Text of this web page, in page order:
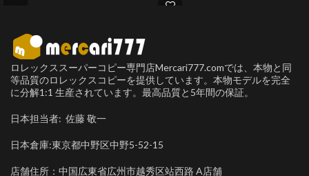
ロレックススーパーコピー専門店Mercari777.comでは、本物と同
等品質のロレックスコピーを提供しています。本物モデルを完全
に分解1:1 生産されています。最高品質と5年間の保証。
日本担当者: 佐藤 敬一
日本倉庫:東京都中野区中野5-52-15
店舗住所：中国広東省広州市越秀区站西路 A店舗